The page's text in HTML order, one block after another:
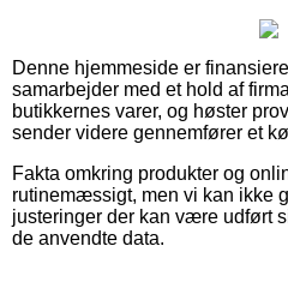
Denne hjemmeside er
samarbejder med et hold af
butikkernes varer, og høster
sender videre gennemfører et
Fakta omkring produkter og
rutinemæssigt, men vi kan ikke
justeringer der kan være udført
de anvendte data.